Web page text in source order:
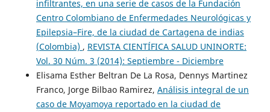
infiltrantes, en una serie de casos de la Fundación
Centro Colombiano de Enfermedades Neurológicas y
Epilepsia–Fire, de la ciudad de Cartagena de indias
(Colombia) , REVISTA CIENTÍFICA SALUD UNINORTE:
Vol. 30 Núm. 3 (2014): Septiembre - Diciembre
Elisama Esther Beltran De La Rosa, Dennys Martinez
Franco, Jorge Bilbao Ramirez, Análisis integral de un
caso de Moyamoya reportado en la ciudad de